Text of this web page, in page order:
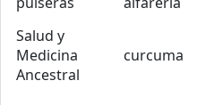
Salud y
Medicina
Ancestral
curcuma